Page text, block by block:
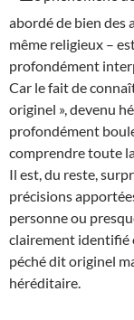
abordé de bien des
même religieux –
profondément
Car le fait de
originel », devenu
profondément
comprendre toute
Il est, du reste,
précisions
personne ou
clairement identifié
péché dit originel
héréditaire.